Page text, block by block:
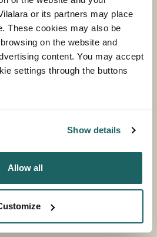
or its partners may place
These cookies may also be
on the website and
content. You may accept
settings through the buttons
Show details
Allow all